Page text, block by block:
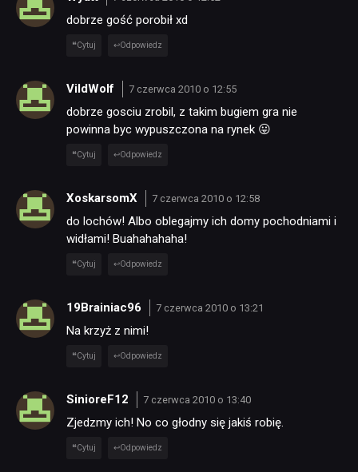
dobrze gość porobił xd
Cytuj Odpowiedz
VildWolf 7 czerwca 2010 o 12:55
dobrze gosciu zrobil, z takim bugiem gra nie
powinna byc wypuszczona na rynek 😛
Cytuj Odpowiedz
XoskarsomX 7 czerwca 2010 o 12:58
do lochów! Albo oblegajmy ich domy pochodniami i
widłami! Buahahahaha!
Cytuj Odpowiedz
19Brainiac96 7 czerwca 2010 o 13:21
Na krzyż z nimi!
Cytuj Odpowiedz
SinioreF12 7 czerwca 2010 o 13:40
Zjedzmy ich! No co głodny się jakiś robię.
Cytuj Odpowiedz